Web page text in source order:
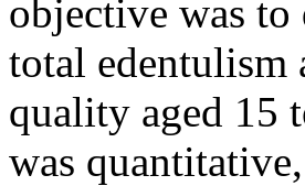
objective was to
total edentulism
quality aged 15
was